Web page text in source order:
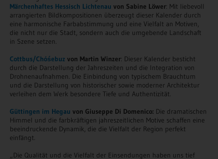
Märchenhaftes Hessisch Lichtenau von Sabine Löwer: Mit liebevoll
arrangierten Bildkompositionen überzeugt dieser Kalender durch
eine harmonische Farbabstimmung und eine Vielfalt an Motiven,
die nicht nur die Stadt, sondern auch die umgebende Landschaft
in Szene setzen.
Cottbus/Chóśebuz von Martin Winzer: Dieser Kalender besticht
durch die Darstellung der Jahreszeiten und die Integration von
Drohnenaufnahmen. Die Einbindung von typischem Brauchtum
und die Darstellung von historischer sowie moderner Architektur
verleihen dem Werk besondere Tiefe und Authentizität.
Güttingen im Hegau von Giuseppe Di Domenico: Die dramatischen
Himmel und die farbkräftigen jahreszeitlichen Motive schaffen eine
beeindruckende Dynamik, die die Vielfalt der Region perfekt
einfängt.
„Die Qualität und die Vielfalt der Einsendungen haben uns tief